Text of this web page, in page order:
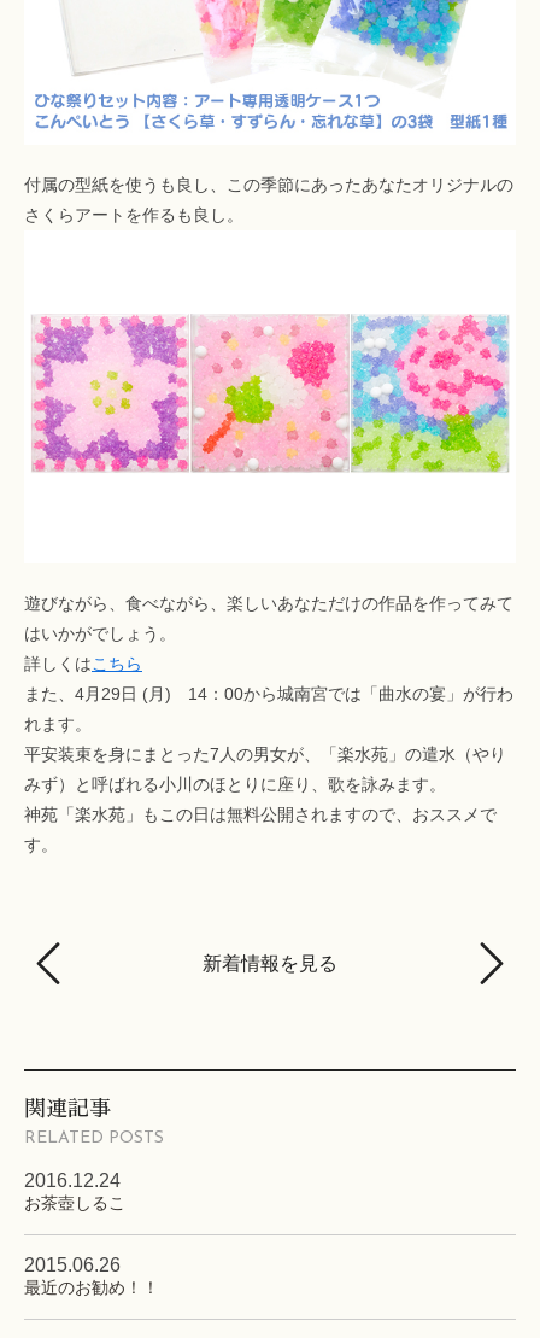
付属の型紙を使うも良し、この季節にあったあなたオリジナルの
さくらアートを作るも良し。
遊びながら、食べながら、楽しいあなただけの作品を作ってみて
はいかがでしょう。
詳しくはこちら
また、4月29日 (月) 14：00から城南宮では「曲水の宴」が行わ
れます。
平安装束を身にまとった7人の男女が、「楽水苑」の遣水（やり
みず）と呼ばれる小川のほとりに座り、歌を詠みます。
神苑「楽水苑」もこの日は無料公開されますので、おススメで
す。
新着情報を見る
関連記事
RELATED POSTS
2016.12.24
お茶壺しるこ
2015.06.26
最近のお勧め！！